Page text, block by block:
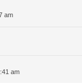
am
am